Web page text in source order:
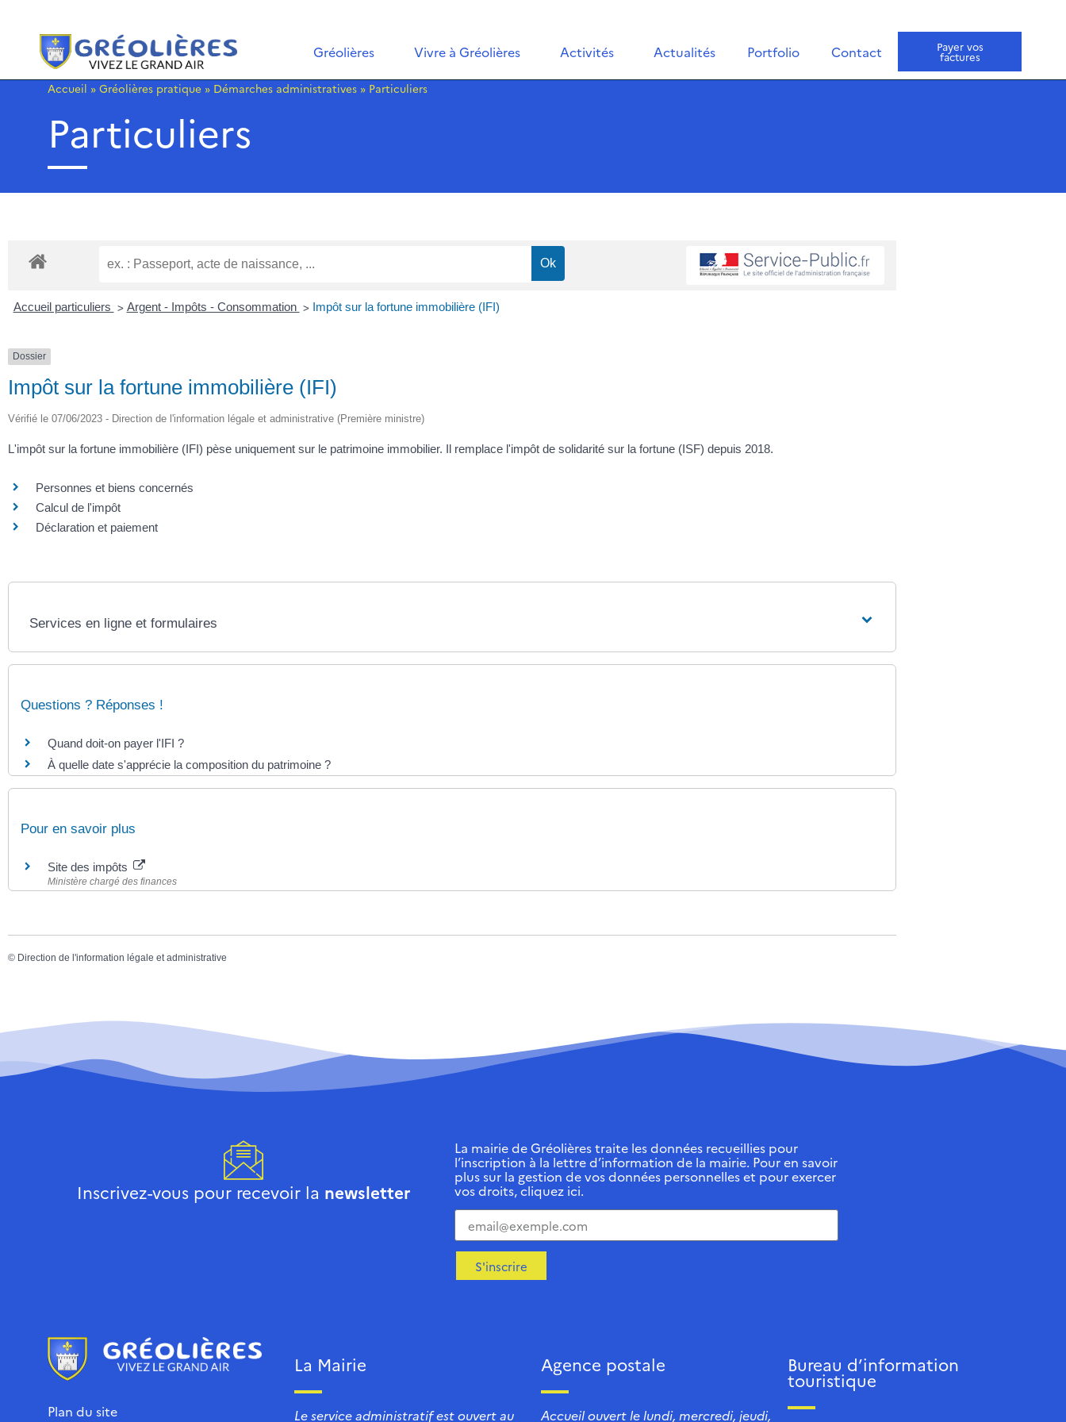
Gréolières Vivre à Gréolières Activités Actualités Portfolio Contact Payer vos
factures
Accueil » Gréolières pratique » Démarches administratives » Particuliers
Particuliers
Accueil particuliers > Argent - Impôts - Consommation > Impôt sur la fortune immobilière (IFI)
Dossier
Impôt sur la fortune immobilière (IFI)
Vérifié le 07/06/2023 - Direction de l'information légale et administrative (Première ministre)
L'impôt sur la fortune immobilière (IFI) pèse uniquement sur le patrimoine immobilier. Il remplace l'impôt de solidarité sur la fortune (ISF) depuis 2018.
Personnes et biens concernés
Calcul de l'impôt
Déclaration et paiement
Services en ligne et formulaires
Questions ? Réponses !
Quand doit-on payer l'IFI ?
À quelle date s'apprécie la composition du patrimoine ?
Pour en savoir plus
Site des impôts
Ministère chargé des finances
© Direction de l'information légale et administrative
Inscrivez-vous pour recevoir la newsletter
La mairie de Gréolières traite les données recueillies pour
l’inscription à la lettre d’information de la mairie. Pour en savoir
plus sur la gestion de vos données personnelles et pour exercer
vos droits, cliquez ici.
S'inscrire
Plan du site
La Mairie
Le service administratif est ouvert au
Agence postale
Accueil ouvert le lundi, mercredi, jeudi,
Bureau d’information
touristique